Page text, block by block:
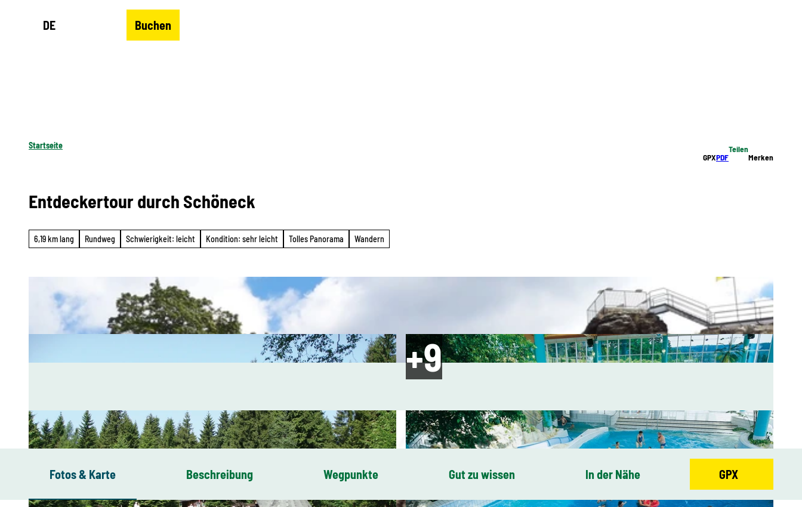
DE Buchen
Startseite
GPXPDF
Teilen
Merken
Entdeckertour durch Schöneck
6,19 km lang Rundweg Schwierigkeit: leicht Kondition: sehr leicht Tolles Panorama Wandern
Fotos & Karte Beschreibung Wegpunkte Gut zu wissen In der Nähe GPX